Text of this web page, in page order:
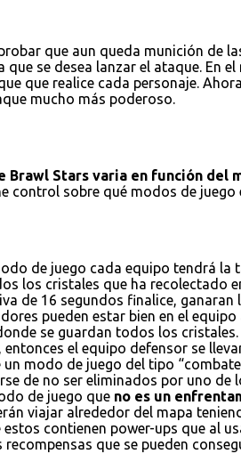
que aun queda munición de
se desea lanzar el ataque. En
que realice cada personaje.
mucho más poderoso.
Brawl Stars varia en función del
control sobre qué modos de
de juego cada equipo tendrá la
los cristales que ha recolectado
de 16 segundos finalice, ganaran
pueden estar bien en el
se guardan todos los
el equipo defensor se
un modo de juego del tipo
de no ser eliminados por uno
de juego que no es un
viajar alrededor del mapa
contienen power-ups que al
que se pueden